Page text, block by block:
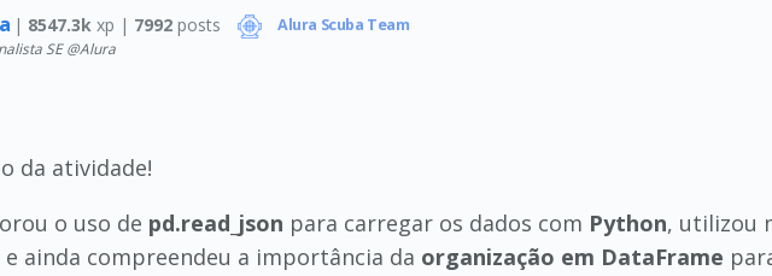
| 8547.3k xp | 7992 posts Alura Scuba Team
SE @Alura
da atividade!
o uso de pd.read_json para carregar os dados com Python, utilizou
ainda compreendeu a importância da organização em DataFrame